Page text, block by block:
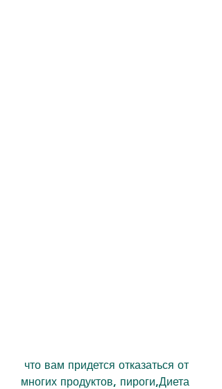
многих продуктов, пироги,Диета